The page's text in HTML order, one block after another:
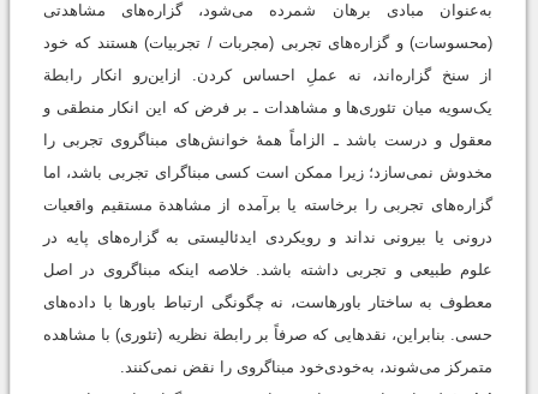
به‌عنوان مبادی برهان شمرده می‌شود، گزاره‌های مشاهدتی
(محسوسات) و گزاره‌های تجربی (مجربات / تجربیات) هستند که خود
از سنخ گزاره‌اند، نه عملِ احساس کردن. ازاین‌رو انکار رابطة
یک‌سویه میان تئوری‌ها و مشاهدات ـ بر فرض که این انکار منطقی و
معقول و درست باشد ـ الزاماً همۀ خوانش‌های مبناگروی تجربی را
مخدوش نمی‌سازد؛ زیرا ممکن است کسی مبناگرای تجربی باشد، اما
گزاره‌های تجربی را برخاسته یا برآمده از مشاهدة مستقیم واقعیات
درونی یا بیرونی نداند و رویکردی ایدئالیستی به گزاره‌های پایه در
علوم طبیعی و تجربی داشته باشد. خلاصه اینکه مبناگروی در اصل
معطوف به ساختار باورهاست، نه چگونگی ارتباط باورها با داده‌های
حسی. بنابراین، نقدهایی که صرفاً بر رابطة نظریه (تئوری) با مشاهده
متمرکز می‌شوند، به‌خودی‌خود مبناگروی را نقض نمی‌کنند.